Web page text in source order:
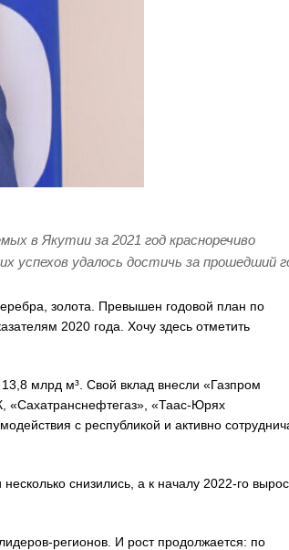
в Якутии за 2021 год красноречиво
успехов удалось достичь за прошедший
золота. Превышен годовой план по
2020 года. Хочу здесь отметить
млрд м³. Свой вклад внесли «Газпром
«Сахатранснефтегаз», «Таас-Юрях
с республикой и активно
снизились, а к началу 2022-го
регионов. И рост продолжается: по